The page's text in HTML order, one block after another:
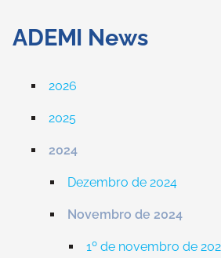
ADEMI News
2026
2025
2024
Dezembro de 2024
Novembro de 2024
1º de novembro de